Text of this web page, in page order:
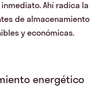
Ahí radica la
de almacenamiento
y económicas.
energético